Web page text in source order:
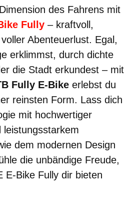
des Fahrens mit
Fully – kraftvoll,
Abenteuerlust. Egal,
erklimmst, durch dichte
die Stadt erkundest – mit
Fully E-Bike erlebst du
reinsten Form. Lass dich
mit hochwertiger
leistungsstarkem
dem modernen Design
die unbändige Freude,
E-Bike Fully dir bieten